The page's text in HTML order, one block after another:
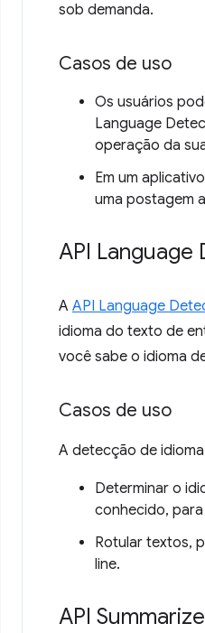
sob demanda.
Casos de uso
Os usuários
Language
operação da
Em um
uma postagem
API Language
A API Language
idioma do texto de
você sabe o idioma
Casos de uso
A detecção de
Determinar o
conhecido,
Rotular textos,
line.
API